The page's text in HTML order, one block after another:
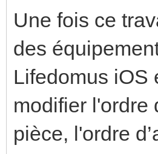
Une fois ce
des
Lifedomus iOS
modifier l'ordre
pièce, l'ordre